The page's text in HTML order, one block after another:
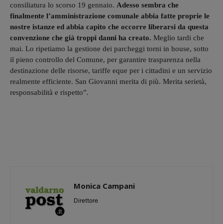
consiliatura lo scorso 19 gennaio. Adesso sembra che
finalmente l’amministrazione comunale abbia fatte proprie le
nostre istanze ed abbia capito che occorre liberarsi da questa
convenzione che già troppi danni ha creato. Meglio tardi che
mai. Lo ripetiamo la gestione dei parcheggi torni in house, sotto
il pieno controllo del Comune, per garantire trasparenza nella
destinazione delle risorse, tariffe eque per i cittadini e un servizio
realmente efficiente. San Giovanni merita di più. Merita serietà,
responsabilità e rispetto”.
Monica Campani
Direttore